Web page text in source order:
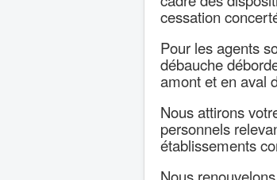
cessation
Pour les agents
débauche
amont et en aval
Nous attirons
personnels
établissements